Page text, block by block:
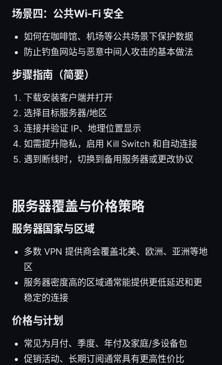
场景四：公共Wi-Fi 安全
如何在咖啡馆、机场等公共场景下保护数据
防止钓鱼网站与恶意中间人攻击的基本做法
步骤指南（简要）
下载安装客户端并打开
选择目标服务器/地区
连接并验证 IP、地理位置显示
如需提升隐私，启用 Kill Switch 和自动连接
遇到断线时，切换到备用服务器或更改协议
服务器覆盖与价格策略
服务器国家与区域
多数 VPN 提供商会覆盖北美、欧洲、亚洲等地
区
服务器密度高的区域通常能提供更低延迟和更
稳定的连接
价格与计划
常见为月付、季度、年付及家庭/多设备包
促销活动、长期订阅通常具有更高性价比